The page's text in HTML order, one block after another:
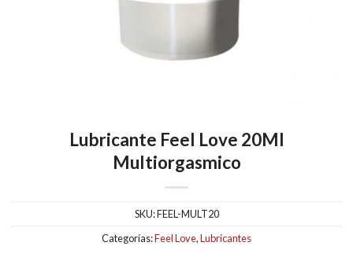
Lubricante Feel Love 20Ml
Multiorgasmico
SKU:FEEL-MULT20
Categorías:Feel Love,Lubricantes